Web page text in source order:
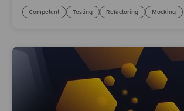
Competent Testing Refactoring Mocking